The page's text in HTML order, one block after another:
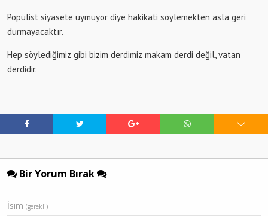
Popülist siyasete uymuyor diye hakikati söylemekten asla geri
durmayacaktır.
Hep söylediğimiz gibi bizim derdimiz makam derdi değil, vatan
derdidir.
Bir Yorum Bırak
İsim (gerekli)